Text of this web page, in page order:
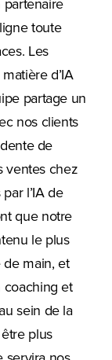
partenaire
toute
Les
d’IA
partage un
nos clients
de
ventes chez
l’IA de
que notre
le plus
main, et
coaching et
sein de la
plus